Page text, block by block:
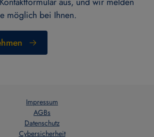
möglich bei Ihnen.
Impressum
AGBs
Datenschutz
Cybersicherheit